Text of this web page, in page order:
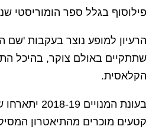
פילוסוף בגלל ספר הומוריסטי
הרעיון למופע נוצר בעקבות
שתתקיים באולם צוקר, בהיכל
הקלאסית.
בעונת
קטעים מוכרים מהתיאטרון